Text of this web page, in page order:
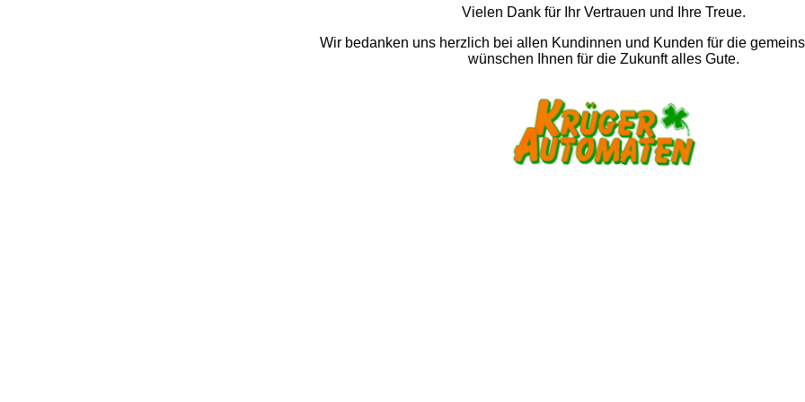
Vielen Dank für Ihr Vertrauen und Ihre Treue.
Wir bedanken uns herzlich bei allen Kundinnen und Kunden für die
wünschen Ihnen für die Zukunft alles Gute.